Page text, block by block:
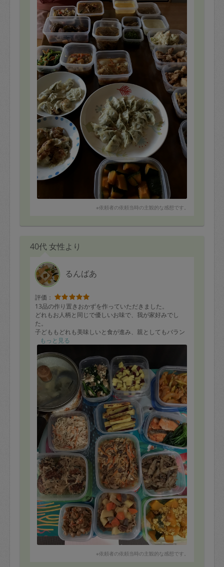
※依頼者の依頼当時の主観的な感想です。
40代 女性より
るんばあ
評価：
13品の作り置きおかずを作っていただきました。
どれもお人柄と同じで優しいお味で、我が家好みでし
た。
子どももどれも美味しいと食が進み、親としてもバラン
ス良く食べてもらえて嬉しい限りです。
出来ました。
また是非お願いしたいと思いますので、よろしくお願い
いたします。
ありがとうございました。
もっと見る
※依頼者の依頼当時の主観的な感想です。